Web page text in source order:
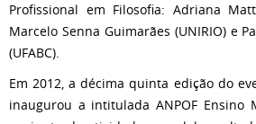
Profissional em Filosofia: Adriana
Marcelo Senna Guimarães (UNIRIO) e
(UFABC).
Em 2012, a décima quinta edição do
inaugurou a intitulada ANPOF Ensino